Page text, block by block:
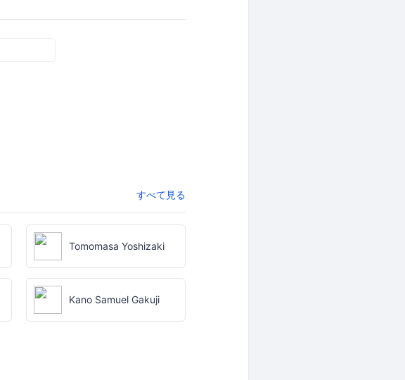
すべて見る
Tomomasa Yoshizaki
Kano Samuel Gakuji